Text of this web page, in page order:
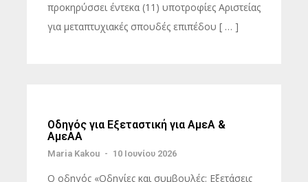
προκηρύσσει έντεκα (11) υποτροφίες Αριστείας
για μεταπτυχιακές σπουδές επιπέδου [ … ]
Οδηγός για Εξεταστική για ΑμεΑ &
ΑμεΑΑ
Maria Kakou - 10 Ιουνίου 2026
Ο οδηγός «Οδηγίες και συμβουλές: Εξετάσεις